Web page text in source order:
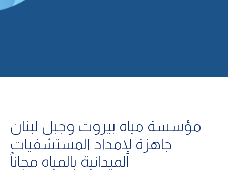
مؤسسة مياه بيروت وجبل لبنان
جاهزة لإمداد المستشفيات
الميدانية بالمياه مجاناً